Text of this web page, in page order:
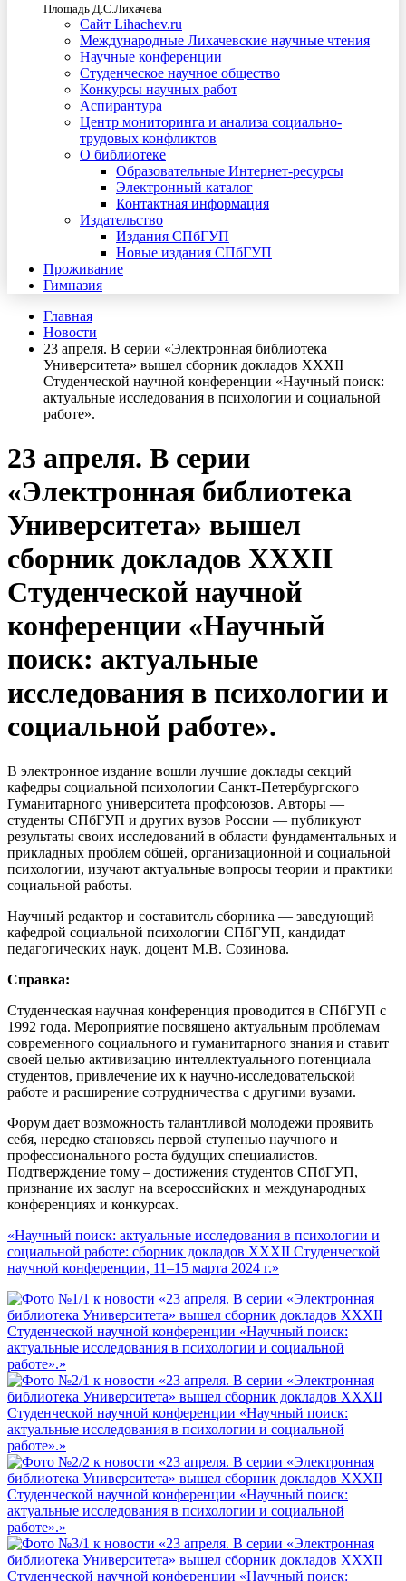
Площадь Д.С.Лихачева
Сайт Lihachev.ru
Международные Лихачевские научные чтения
Научные конференции
Студенческое научное общество
Конкурсы научных работ
Аспирантура
Центр мониторинга и анализа социально-
трудовых конфликтов
О библиотеке
Образовательные Интернет-ресурсы
Электронный каталог
Контактная информация
Издательство
Издания СПбГУП
Новые издания СПбГУП
Проживание
Гимназия
Главная
Новости
23 апреля. В серии «Электронная библиотека
Университета» вышел сборник докладов XXXII
Студенческой научной конференции «Научный поиск:
актуальные исследования в психологии и социальной
работе».
23 апреля. В серии
«Электронная библиотека
Университета» вышел
сборник докладов XXXII
Студенческой научной
конференции «Научный
поиск: актуальные
исследования в психологии и
социальной работе».
В электронное издание вошли лучшие доклады секций
кафедры социальной психологии Санкт-Петербургского
Гуманитарного университета профсоюзов. Авторы —
студенты СПбГУП и других вузов России — публикуют
результаты своих исследований в области фундаментальных и
прикладных проблем общей, организационной и социальной
психологии, изучают актуальные вопросы теории и практики
социальной работы.
Научный редактор и составитель сборника — заведующий
кафедрой социальной психологии СПбГУП, кандидат
педагогических наук, доцент М.В. Созинова.
Справка:
Студенческая научная конференция проводится в СПбГУП с
1992 года. Мероприятие посвящено актуальным проблемам
современного социального и гуманитарного знания и ставит
своей целью активизацию интеллектуального потенциала
студентов, привлечение их к научно-исследовательской
работе и расширение сотрудничества с другими вузами.
Форум дает возможность талантливой молодежи проявить
себя, нередко становясь первой ступенью научного и
профессионального роста будущих специалистов.
Подтверждение тому – достижения студентов СПбГУП,
признание их заслуг на всероссийских и международных
конференциях и конкурсах.
«Научный поиск: актуальные исследования в психологии и
социальной работе: сборник докладов XXXII Студенческой
научной конференции, 11–15 марта 2024 г.»